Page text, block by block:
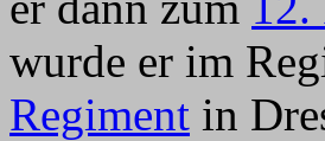
wurde er im
Regiment in